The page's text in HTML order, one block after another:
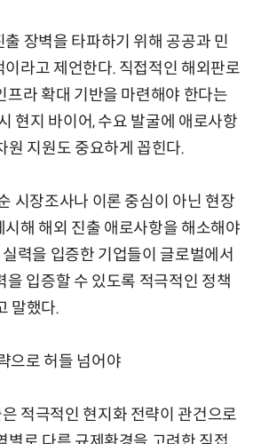
장벽을 타파하기 위해 공공과 민
라고 제언한다. 직접적인 해외판로
프라 확대 기반을 마련해야 한다는
현지 바이어, 수요 발굴에 애로사항
원 지원도 중요하게 꼽힌다.
시장조사나 이론 중심이 아닌 현장
해 해외 진출 애로사항을 해소해야
력을 입증한 기업들이 글로벌에서
을 입증할 수 있도록 적극적인 정책
말했다.
으로 허들 넘어야
적극적인 현지화 전략이 관건으로